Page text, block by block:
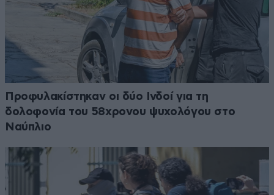
Προφυλακίστηκαν οι δύο Ινδοί για τη
δολοφονία του 58χρονου ψυχολόγου στο
Ναύπλιο